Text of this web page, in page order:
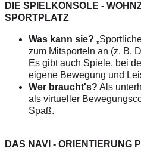
DIE SPIELKONSOLE -
SPORTPLATZ
Was kann sie?
zum Mitsporteln an (z. B.
Es gibt auch Spiele, bei
eigene Bewegung und
Wer braucht's? Als
als virtueller
Spaß.
DAS NAVI - ORIENTIERUNG